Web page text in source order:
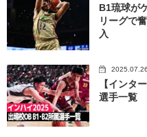
B1琉球が
リーグで
入
2025.07.26
【インタ
選手一覧